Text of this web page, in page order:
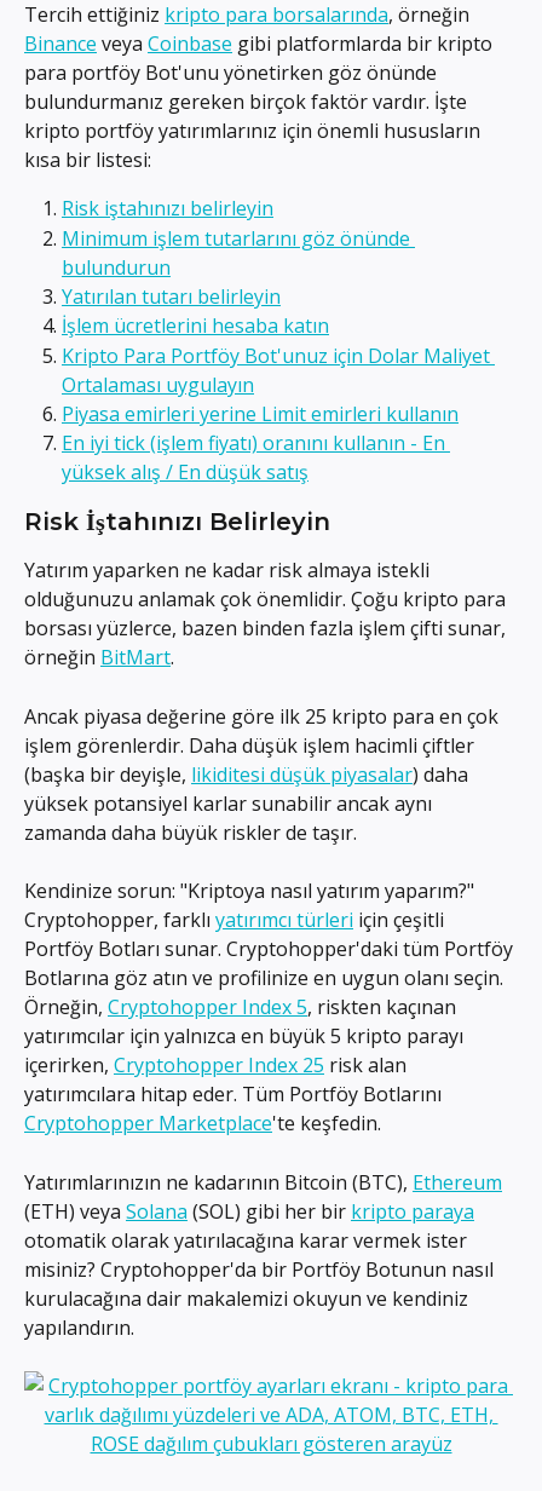
Tercih ettiğiniz kripto para borsalarında, örneğin
Binance veya Coinbase gibi platformlarda bir kripto
para portföy Bot'unu yönetirken göz önünde
bulundurmanız gereken birçok faktör vardır. İşte
kripto portföy yatırımlarınız için önemli hususların
kısa bir listesi:
Risk iştahınızı belirleyin
Minimum işlem tutarlarını göz önünde
bulundurun
Yatırılan tutarı belirleyin
İşlem ücretlerini hesaba katın
Kripto Para Portföy Bot'unuz için Dolar Maliyet
Ortalaması uygulayın
Piyasa emirleri yerine Limit emirleri kullanın
En iyi tick (işlem fiyatı) oranını kullanın - En
yüksek alış / En düşük satış
Risk İştahınızı Belirleyin
Yatırım yaparken ne kadar risk almaya istekli
olduğunuzu anlamak çok önemlidir. Çoğu kripto para
borsası yüzlerce, bazen binden fazla işlem çifti sunar,
örneğin BitMart.
Ancak piyasa değerine göre ilk 25 kripto para en çok
işlem görenlerdir. Daha düşük işlem hacimli çiftler
(başka bir deyişle, likiditesi düşük piyasalar) daha
yüksek potansiyel karlar sunabilir ancak aynı
zamanda daha büyük riskler de taşır.
Kendinize sorun: "Kriptoya nasıl yatırım yaparım?"
Cryptohopper, farklı yatırımcı türleri için çeşitli
Portföy Botları sunar. Cryptohopper'daki tüm Portföy
Botlarına göz atın ve profilinize en uygun olanı seçin.
Örneğin, Cryptohopper Index 5, riskten kaçınan
yatırımcılar için yalnızca en büyük 5 kripto parayı
içerirken, Cryptohopper Index 25 risk alan
yatırımcılara hitap eder. Tüm Portföy Botlarını
Cryptohopper Marketplace'te keşfedin.
Yatırımlarınızın ne kadarının Bitcoin (BTC), Ethereum
(ETH) veya Solana (SOL) gibi her bir kripto paraya
otomatik olarak yatırılacağına karar vermek ister
misiniz? Cryptohopper'da bir Portföy Botunun nasıl
kurulacağına dair makalemizi okuyun ve kendiniz
yapılandırın.